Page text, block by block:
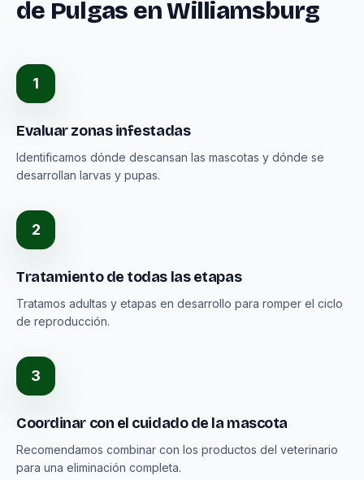
de Pulgas en Williamsburg
1
Evaluar zonas infestadas
Identificamos dónde descansan las mascotas y dónde se
desarrollan larvas y pupas.
2
Tratamiento de todas las etapas
Tratamos adultas y etapas en desarrollo para romper el ciclo
de reproducción.
3
Coordinar con el cuidado de la mascota
Recomendamos combinar con los productos del veterinario
para una eliminación completa.